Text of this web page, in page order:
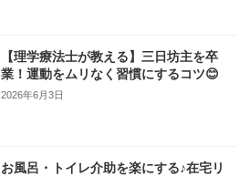
【理学療法士が教える】三日坊主を卒
業！運動をムリなく習慣にするコツ😊
2026年6月3日
お風呂・トイレ介助を楽にする♪在宅リ